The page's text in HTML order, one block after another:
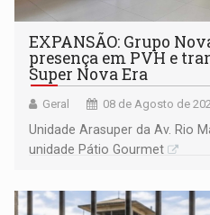
EXPANSÃO: Grupo
presença em PVH e
Super Nova Era
Geral 08 de Agosto de
Unidade Arasuper da Av. Rio
unidade Pátio Gourmet